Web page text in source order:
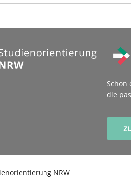
Schon
die
NRW